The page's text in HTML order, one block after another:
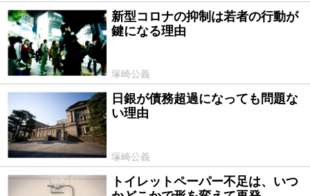
2020/03/16
新型コロナの抑制は若者の行動が
鍵になる理由
塚崎公義
2020/03/11
日銀が債務超過になっても問題な
い理由
塚崎公義
2020/03/09
トイレットペーパー不足は、いつ